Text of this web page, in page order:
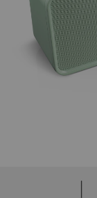
przesyłane do
na ten temat
prywatności.